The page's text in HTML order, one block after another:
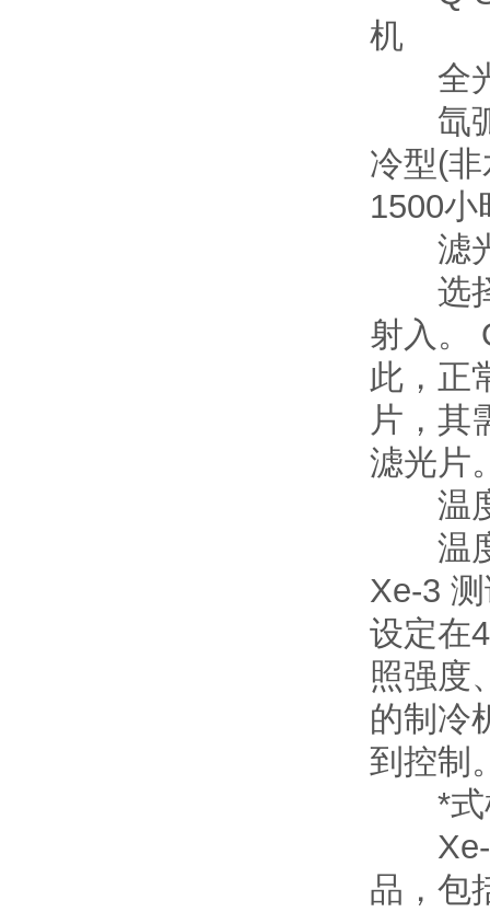
机
全光
氙弧
冷型(
1500小
滤
选择
射入。
此，正
片，其
滤光片
温度
温度
Xe-3
设定在
照强度
的制冷
到控制
*式
Xe-3
品，包